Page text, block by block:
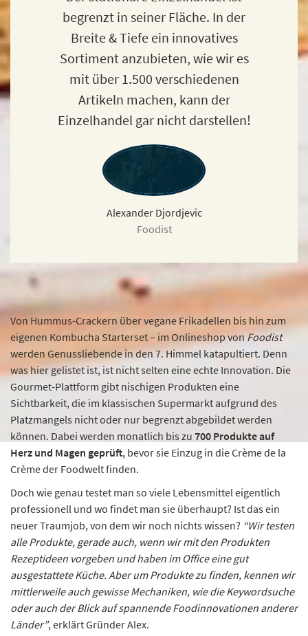
begrenzt in seiner Fläche. In der
Breite & Tiefe ein innovatives
Sortiment anzubieten, wie wir es
mit über 1.500 verschiedenen
Artikeln machen, kann der
Einzelhandel gar nicht darstellen!
Alexander Djordjevic
Foodist
Von Hummus-Crackern über vegane Frikadellen bis hin zum
eigenen Kombucha Starterset – im Onlineshop vonFoodist
werden Genussliebende in den 7. Himmel katapultiert. Denn
was hier gelistet ist, ist nicht selten eine echte Innovation. Die
Gourmet-Plattform gibt nischigen Produkten eine
Sichtbarkeit, die im klassischen Supermarkt aufgrund des
Platzmangels nicht oder nur begrenzt abgebildet werden
können. Dabei werden monatlich bis zu 700 Produkte auf
Herz und Magen geprüft, bevor sie Einzug in die Crème de la
Crème der Foodwelt finden.
Doch wie genau testet man so viele Lebensmittel eigentlich
professionell und wo findet man sie überhaupt? Ist das ein
neuer Traumjob, von dem wir noch nichts wissen? “Wir testen
alle Produkte, gerade auch, wenn wir mit den Produkten
Rezeptideen vorgeben und haben im Office eine gut
ausgestattete Küche. Aber um Produkte zu finden, kennen wir
mittlerweile auch gewisse Mechaniken, wie die Keywordsuche
oder auch der Blick auf spannende Foodinnovationen anderer
Länder”, erklärt Gründer Alex.